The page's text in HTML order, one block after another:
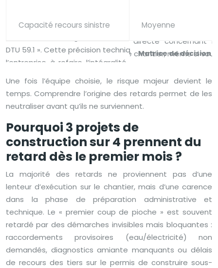
Matrice de décision
Capacité recours sinistre Moyenne
Une fois l’équipe choisie, le risque majeur devient le
temps. Comprendre l’origine des retards permet de les
neutraliser avant qu’ils ne surviennent.
Pourquoi 3 projets de
construction sur 4 prennent du
retard dès le premier mois ?
La majorité des retards ne proviennent pas d’une
lenteur d’exécution sur le chantier, mais d’une carence
dans la phase de préparation administrative et
technique. Le « premier coup de pioche » est souvent
retardé par des démarches invisibles mais bloquantes :
raccordements provisoires (eau/électricité) non
demandés, diagnostics amiante manquants ou délais
de recours des tiers sur le permis de construire sous-